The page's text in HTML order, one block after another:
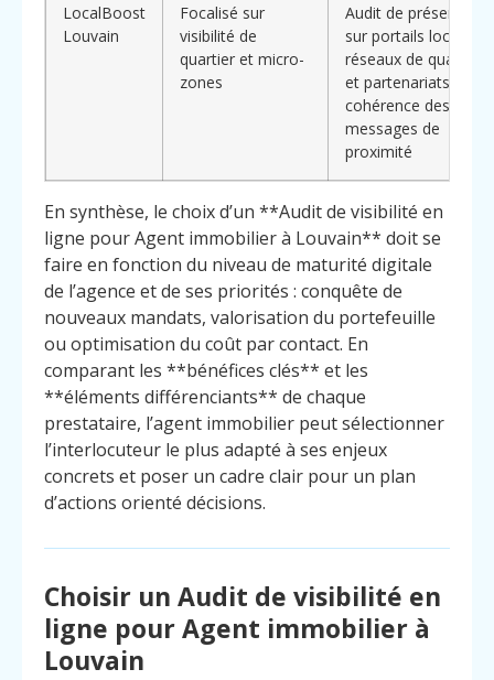
LocalBoost
Louvain
Focalisé sur
visibilité de
quartier et micro-
zones
Audit de présence
sur portails locaux,
réseaux de quartier
et partenariats ;
cohérence des
messages de
proximité
En synthèse, le choix d’un **Audit de visibilité en
ligne pour Agent immobilier à Louvain** doit se
faire en fonction du niveau de maturité digitale
de l’agence et de ses priorités : conquête de
nouveaux mandats, valorisation du portefeuille
ou optimisation du coût par contact. En
comparant les **bénéfices clés** et les
**éléments différenciants** de chaque
prestataire, l’agent immobilier peut sélectionner
l’interlocuteur le plus adapté à ses enjeux
concrets et poser un cadre clair pour un plan
d’actions orienté décisions.
Choisir un Audit de visibilité en
ligne pour Agent immobilier à
Louvain